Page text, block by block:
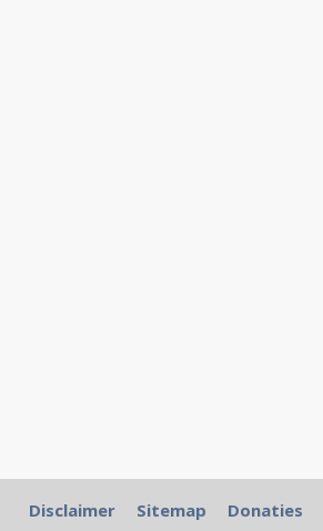
Disclaimer Sitemap Donaties